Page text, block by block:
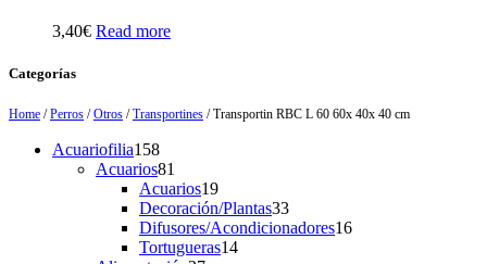
3,40€ Read more
Categorías
Home /Perros /Otros /Transportines / Transportin RBC L 60 60x 40x 40 cm
Acuariofilia158158
products
Acuarios81
products
Acuarios1919
products
Decoración/Plantas3333
products
Difusores/Acondicionadores1616
Tortugueras1414